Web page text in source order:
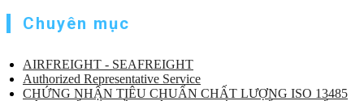
Chuyên mục
AIRFREIGHT - SEAFREIGHT
Authorized Representative Service
CHỨNG NHẬN TIÊU CHUẨN CHẤT LƯỢNG ISO 13485